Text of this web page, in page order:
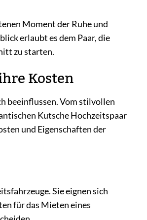
Moment der Ruhe und
erlaubt es dem Paar, die
zu starten.
Kosten
beeinflussen. Vom stilvollen
Kutsche Hochzeitspaar
und Eigenschaften der
Sie eignen sich
für das Mieten eines